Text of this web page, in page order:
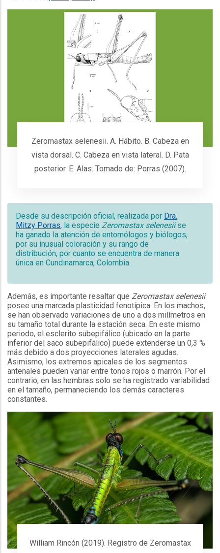
Zeromastax selenesii. A. Hábito. B. Cabeza en
vista dorsal. C. Cabeza en vista lateral. D. Pata
posterior. E. Alas. Tomado de: Porras (2007).
Desde su descripción oficial, realizada por Dra.
Mitzy Porras, la especie Zeromastax selenesiise
ha ganado la atención de entomólogos y biólogos,
por su inusual coloración y su rango de
distribución, por cuanto se encuentra de manera
única en Cundinamarca, Colombia.
Además, es importante resaltar que Zeromastax selenesii
posee una marcada plasticidad fenotípica. En los machos,
se han observado variaciones de uno a dos milímetros en
su tamaño total durante la estación seca. En este mismo
periodo, el esclerito subepifálico (ubicado en la parte
inferior del saco subepifálico) puede extenderse un 0,3 %
más debido a dos proyecciones laterales agudas.
Asimismo, los extremos apicales de los segmentos
antenales pueden variar entre tonos rojos o marrón. Por el
contrario, en las hembras solo se ha registrado variabilidad
en el tamaño, permaneciendo los demás caracteres
constantes.
William Rincón (2019). Registro de Zeromastax